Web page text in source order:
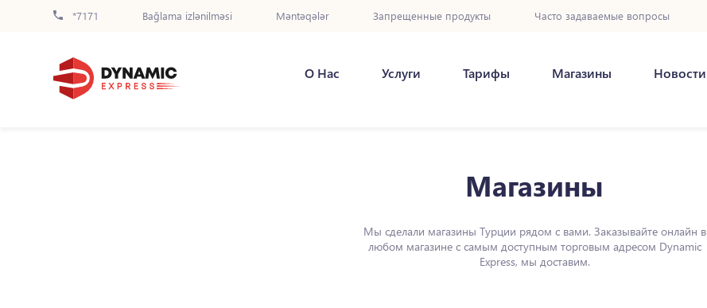
*7171 Bağlama izlənilməsi Məntəqələr Запрещенные продукты Часто задаваемые вопросы
О Нас Услуги Тарифы Магазины Новости
Магазины
Мы сделали магазины Турции рядом с вами. Заказывайте онлайн в
любом магазине с самым доступным торговым адресом Dynamic
Express, мы доставим.